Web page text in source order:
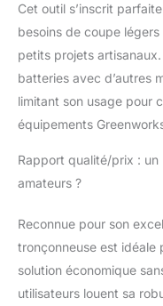
Cet outil s’inscrit
besoins de coupe
petits projets
batteries avec d’autres
limitant son usage pour
équipements
Rapport qualité/prix : un
amateurs ?
Reconnue pour son
tronçonneuse est idéale
solution économique
utilisateurs louent sa